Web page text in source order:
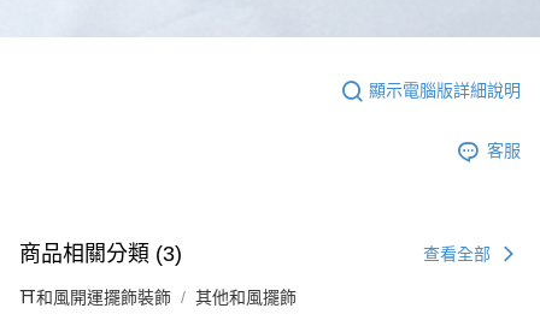
顯示電腦版詳細說明
客服
商品相關分類 (3) 查看全部
⛩️和風開運擺飾裝飾 其他和風擺飾